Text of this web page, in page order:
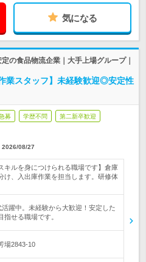
気になる
の食品物流企業｜大手上場グループ｜
業スタッフ】未経験歓迎◎安定性
募 学歴不問 第二新卒歓迎
2026/08/27
キルを身につけられる職場です】倉庫
け、入出庫作業を担当します。研修体
活躍中。未経験から大歓迎！安定した
せる職場です。
場2843-10